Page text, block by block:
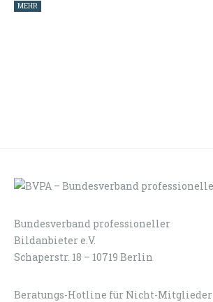
MEHR
Bundesverband professioneller
Bildanbieter e.V.
Schaperstr. 18 – 10719 Berlin
Beratungs-Hotline für Nicht-Mitglieder